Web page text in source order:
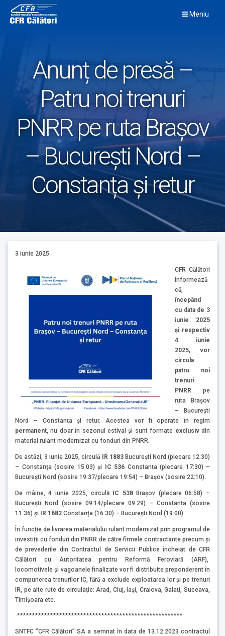
content
Meniu
Anunț de presă –
Patru noi trenuri
PNRR pe ruta Brașov
– București Nord –
Constanța și retur
3 iunie 2025
CFR Călători
informează
că,
începând
cu data de 3
iunie 2025
și respectiv
4 iunie
2025, vor
circula
patru noi
trenuri
PNRR pe
ruta Brașov
– București
Nord – Constanța și retur. Acestea vor fi operate în regim
permanent, nu doar în sezonul estival și sunt formate exclusivdin
material rulant modernizat cu fonduri din PNRR.
De astăzi, 3 iunie 2025, circulă IR 1883București Nord (plecare 12:30)
– Constanța (sosire 15:03) și
IC 536 Constanța (plecare 17:30) –
București Nord (sosire 19:37/plecare 19:54) – Brașov (sosire 22:10).
De mâine, 4 iunie 2025, circulă IC 538Brașov (plecare 06:58) –
București Nord (sosire 09:14/plecare 09:29) – Constanța (sosire
11:36) și IR 1682 Constanța (16:30) – București Nord (19:00).
În funcție de livrarea materialului rulant modernizat prin programul de
investiții cu fonduri din PNRR de către firmele contractante precum și
de prevederile din Contractul de Servicii Publice încheiat de CFR
Călători cu Autoritatea pentru Reformă Feroviară (ARF),
locomotivele și vagoanele finalizate vor fi distribuite preponderent în
compunerea trenurilor IC, fără a exclude exploatarea lor și pe trenuri
IR, pe alte rute de circulație: Arad, Cluj, Iași, Craiova, Galați, Suceava,
Timișoara etc.
*******************************************************
SNTFC ”CFR Călători” SA a semnat în data de 13.12.2023 contractul